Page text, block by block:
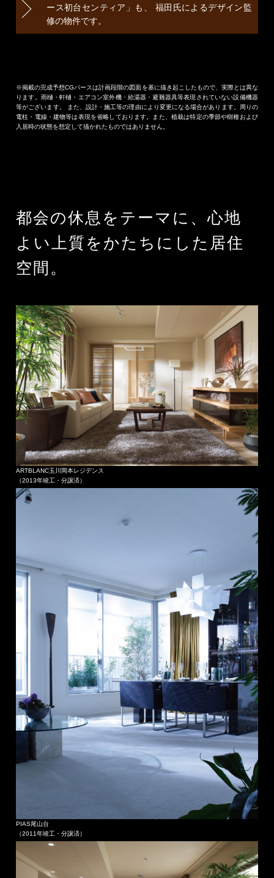
ース初台センティア」も、
福田氏によるデザイン監
修の物件です。
※掲載の完成予想CGパースは計画段階の図面を基に描き起こしたもので、実際とは異な
ります。雨樋・軒樋・エアコン室外機・給湯器・避難器具等表現されていない設備機器
等がございます。 また、設計・施工等の理由により変更になる場合があります。周りの
電柱・電線・建物等は表現を省略しております。また、植栽は特定の季節や樹種および
入居時の状態を想定して描かれたものではありません。
都会の休息をテーマに、心地
よい上質をかたちにした居住
空間。
ARTBLANC玉川岡本レジデンス
（2013年竣工・分譲済）
PIAS尾山台
（2011年竣工・分譲済）